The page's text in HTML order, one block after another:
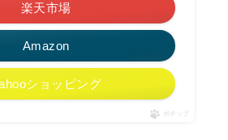
Amazon
楽天市場
ショッピング
ポチップ